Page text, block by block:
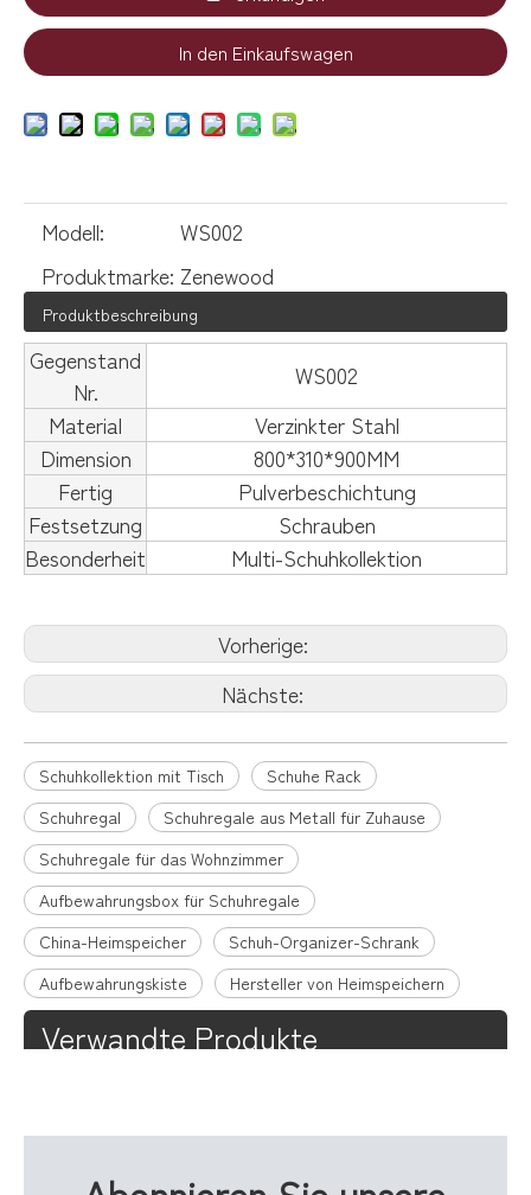
In den Einkaufswagen
Modell:
WS002
Produktmarke: Zenewood
Produktbeschreibung
Gegenstand
Nr.
WS002
Material
Verzinkter Stahl
Dimension
800*310*900MM
Fertig
Pulverbeschichtung
Festsetzung
Schrauben
Besonderheit
Multi-Schuhkollektion
Vorherige:
Nächste:
Schuhkollektion mit Tisch
Schuhe Rack
Schuhregal
Schuhregale aus Metall für Zuhause
Schuhregale für das Wohnzimmer
Aufbewahrungsbox für Schuhregale
China-Heimspeicher
Schuh-Organizer-Schrank
Aufbewahrungskiste
Hersteller von Heimspeichern
Verwandte Produkte